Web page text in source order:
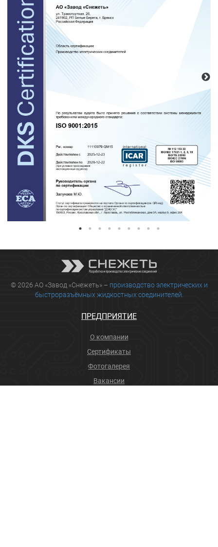
© 2026 АО «Завод «Снежеть» – производство электрических и
быстроразъёмных жидкостных соединителей.
ПРЕДПРИЯТИЕ
О компании
Сертификаты
Фотогалерея
Вакансии